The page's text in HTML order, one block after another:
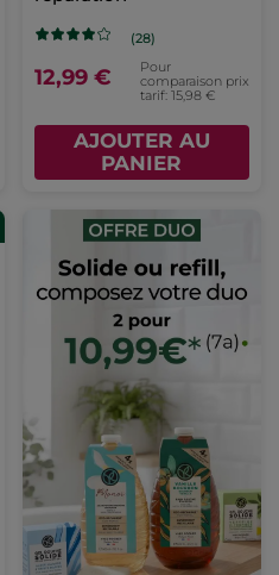
(28)
12,99 €
Pour
comparaison prix
tarif: 15,98 €
AJOUTER AU
PANIER